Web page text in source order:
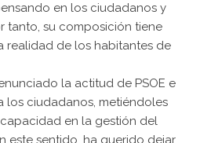
en los ciudadanos y
tanto, su composición tiene
realidad de los habitantes de
la actitud de PSOE e
los ciudadanos, metiéndoles
en la gestión del
este sentido, ha querido dejar